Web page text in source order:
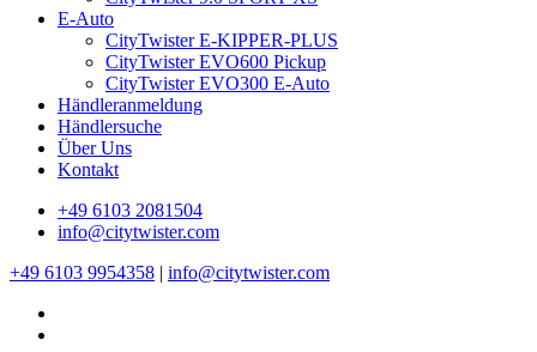
E-Auto
CityTwister E-KIPPER-PLUS
CityTwister EVO600 Pickup
CityTwister EVO300 E-Auto
Händleranmeldung
Händlersuche
Über Uns
Kontakt
+49 6103 2081504
info@citytwister.com
+49 6103 9954358 | info@citytwister.com